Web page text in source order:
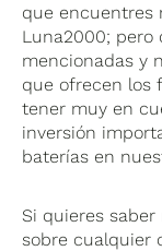
que encuentres
Luna2000; pero
mencionadas y
que ofrecen los
tener muy en
inversión
baterías en
Si quieres
sobre cualquier